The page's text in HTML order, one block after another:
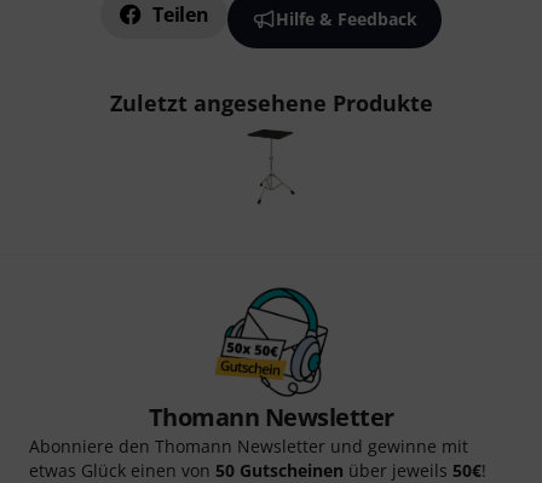
Teilen Hilfe & Feedback
Zuletzt angesehene Produkte
Thomann Newsletter
Abonniere den Thomann Newsletter und gewinne mit
etwas Glück einen von 50 Gutscheinen über jeweils 50€!